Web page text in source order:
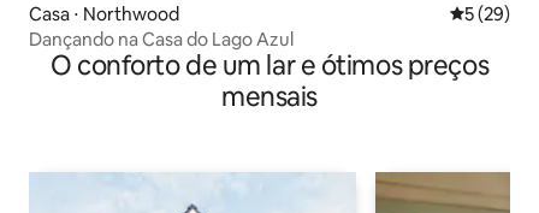
Casa ⋅ Northwood 5 de uma
5 (29)
Dançando na Casa do Lago Azul
O conforto de um lar e ótimos preços
mensais